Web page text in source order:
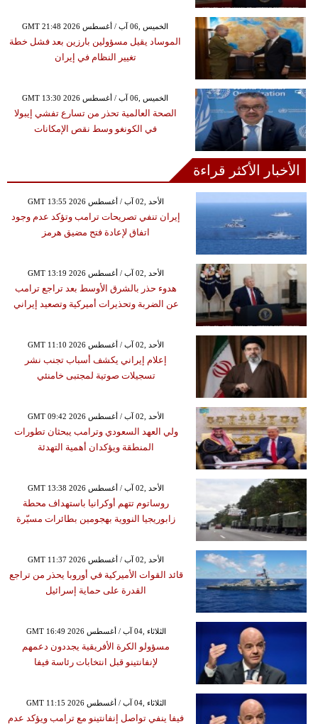
GMT 21:48 2026 الخميس ,06 آب / أغسطس
الموساد يقيل مسؤولين بارزين بعد فشل خطة
تغيير النظام في إيران
GMT 13:30 2026 الخميس ,06 آب / أغسطس
الصحة العالمية تحذر من تسارع تفشي إيبولا
في الكونغو وسط نقص الإمكانات
الأخبار الأكثر قراءة
GMT 13:55 2026 الأحد ,02 آب / أغسطس
إيران تنفي تصريحات ترامب وتؤكد عدم وجود
اتفاق لإعادة فتح مضيق هرمز
GMT 13:19 2026 الأحد ,02 آب / أغسطس
هدوء حذر بالشرق الأوسط بعد تراجع ترامب
عن الضربة وتحذيرات أميركية وتصعيد إيراني
GMT 11:10 2026 الأحد ,02 آب / أغسطس
إعلام إيراني يكشف أسباب تجنب نشر
تسجيلات صوتية لمجتبى خامنئي
GMT 09:42 2026 الأحد ,02 آب / أغسطس
ولي العهد السعودي وترامب يبحثان تطورات
المنطقة ويؤكدان أهمية التهدئة
GMT 13:38 2026 الأحد ,02 آب / أغسطس
روساتوم تتهم أوكرانيا باستهداف محطة
زابوريجيا النووية بهجومين بطائرات مسيّرة
GMT 11:37 2026 الأحد ,02 آب / أغسطس
قائد القوات الأميركية في أوروبا يحذر من تراجع
القدرة على حماية إسرائيل
GMT 16:49 2026 الثلاثاء ,04 آب / أغسطس
مسؤولو الكرة الأفريقية يجددون دعمهم
لإنفانتينو قبل انتخابات رئاسة فيفا
GMT 11:15 2026 الثلاثاء ,04 آب / أغسطس
فيفا ينفي تواصل إنفانتينو مع ترامب ويؤكد عدم